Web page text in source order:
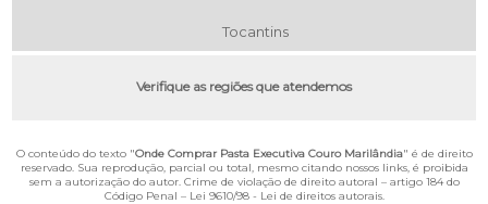
Tocantins
Verifique as regiões que atendemos
O conteúdo do texto "Onde Comprar Pasta Executiva Couro Marilândia" é de direito
reservado. Sua reprodução, parcial ou total, mesmo citando nossos links, é proibida
sem a autorização do autor. Crime de violação de direito autoral – artigo 184 do
Código Penal – Lei 9610/98 - Lei de direitos autorais.